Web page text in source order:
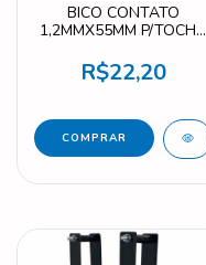
BICO CONTATO
1,2MMX55MM P/TOCHA
R$22,20